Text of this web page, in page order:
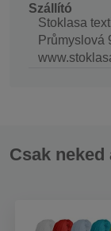
Szállító
Stoklasa
Průmyslová
Csak neked